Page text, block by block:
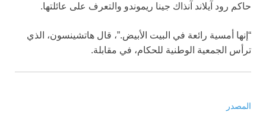
حاكم رود آيلاند آنذاك جينا ريموندو والتعرف على عائلتها.
“إنها أمسية رائعة في البيت الأبيض.”، قال هاتشينسون، الذي
ترأس الجمعية الوطنية للحكام، في مقابلة.
المصدر